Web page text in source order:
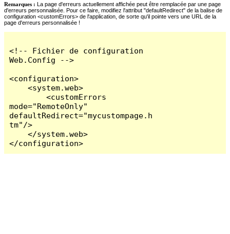
Remarques : La page d'erreurs actuellement affichée peut être remplacée par une page
d'erreurs personnalisée. Pour ce faire, modifiez l'attribut "defaultRedirect" de la balise de
configuration <customErrors> de l'application, de sorte qu'il pointe vers une URL de la
page d'erreurs personnalisée !
<!-- Fichier de configuration
Web.Config -->
<configuration>
    <system.web>
        <customErrors
mode="RemoteOnly"
defaultRedirect="mycustompage.h
tm"/>
    </system.web>
</configuration>